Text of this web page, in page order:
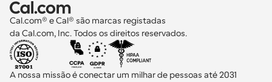
Cal.com® e Cal® são marcas registadas
da Cal.com, Inc. Todos os direitos reservados.
A nossa missão é conectar um milhar de pessoas até 2031